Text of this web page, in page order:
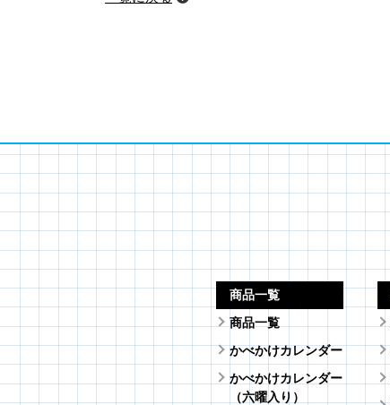
商品一覧
商品一覧
かべかけカレンダー
かべかけカレンダー
（六曜入り）